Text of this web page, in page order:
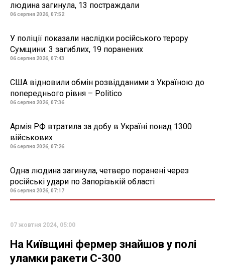
людина загинула, 13 постраждали
06 серпня 2026, 07:52
У поліції показали наслідки російського терору
Сумщини: 3 загиблих, 19 поранених
06 серпня 2026, 07:43
США відновили обмін розвідданими з Україною до
попереднього рівня – Politico
06 серпня 2026, 07:36
Армія РФ втратила за добу в Україні понад 1300
військових
06 серпня 2026, 07:26
Одна людина загинула, четверо поранені через
російські удари по Запорізькій області
06 серпня 2026, 07:17
07 жовтня 2024, 05:00
На Київщині фермер знайшов у полі
уламки ракети С-300